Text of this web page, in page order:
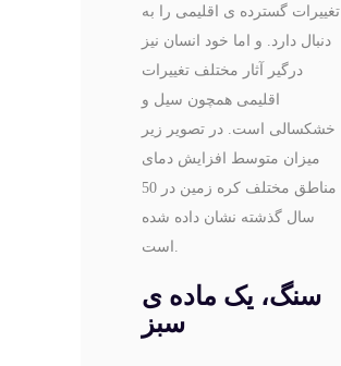
تغییرات گسترده ی اقلیمی را به
دنبال دارد. و اما خود انسان نیز
درگیر آثار مختلف تغییرات
اقلیمی همچون سیل و
خشکسالی است. در تصویر زیر
میزان متوسط افزایش دمای
مناطق مختلف کره زمین در 50
سال گذشته نشان داده شده
سنگ، یک ماده ­ی
سبز